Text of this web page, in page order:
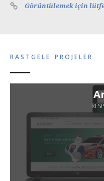
Görüntülemek için
RASTGELE PROJELER